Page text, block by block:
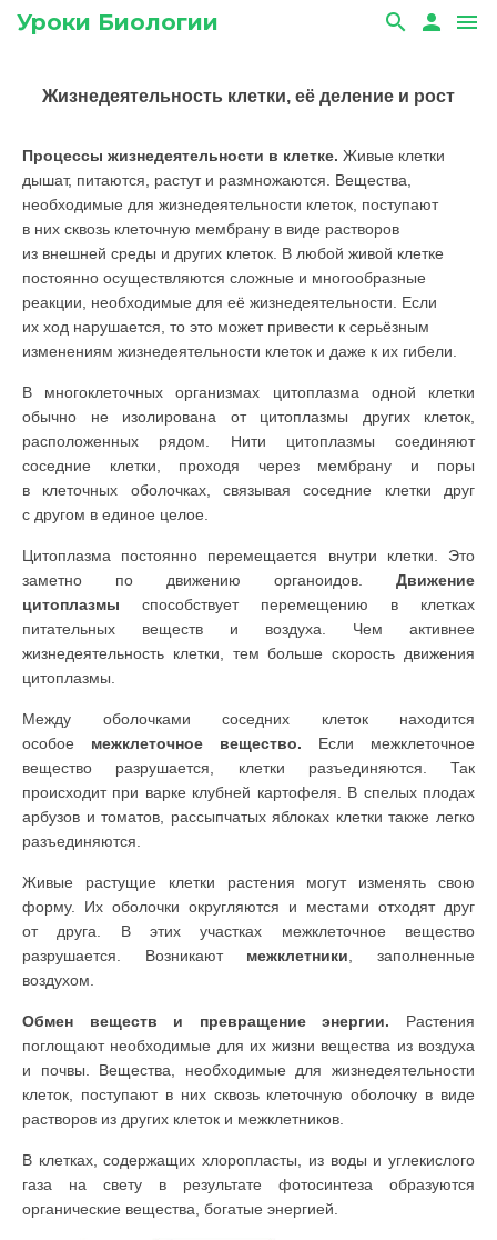
Уроки Биологии search person menu
Жизнедеятельность клетки, её деление и рост
Процессы жизнедеятельности в клетке. Живые клетки
дышат, питаются, растут и размножаются. Вещества,
необходимые для жизнедеятельности клеток, поступают
в них сквозь клеточную мембрану в виде растворов
из внешней среды и других клеток. В любой живой клетке
постоянно осуществляются сложные и многообразные
реакции, необходимые для её жизнедеятельности. Если
их ход нарушается, то это может привести к серьёзным
изменениям жизнедеятельности клеток и даже к их гибели.
В многоклеточных организмах цитоплазма одной клетки
обычно не изолирована от цитоплазмы других клеток,
расположенных рядом. Нити цитоплазмы соединяют
соседние клетки, проходя через мембрану и поры
в клеточных оболочках, связывая соседние клетки друг
с другом в единое целое.
Цитоплазма постоянно перемещается внутри клетки. Это
заметно по движению органоидов. Движение
цитоплазмы способствует перемещению в клетках
питательных веществ и воздуха. Чем активнее
жизнедеятельность клетки, тем больше скорость движения
цитоплазмы.
Между оболочками соседних клеток находится
особое межклеточное вещество. Если межклеточное
вещество разрушается, клетки разъединяются. Так
происходит при варке клубней картофеля. В спелых плодах
арбузов и томатов, рассыпчатых яблоках клетки также легко
разъединяются.
Живые растущие клетки растения могут изменять свою
форму. Их оболочки округляются и местами отходят друг
от друга. В этих участках межклеточное вещество
разрушается. Возникают межклетники , заполненные
воздухом.
Обмен веществ и превращение энергии. Растения
поглощают необходи­мые для их жизни вещества из воздуха
и почвы. Вещества, необходимые для жизнедеятельности
клеток, поступают в них сквозь клеточную оболочку в виде
растворов из других клеток и межклетников.
В клетках, содержащих хлоропласты, из воды и углекислого
газа на све­ту в результате фотосинтеза образуются
органические вещества, богатые энергией.